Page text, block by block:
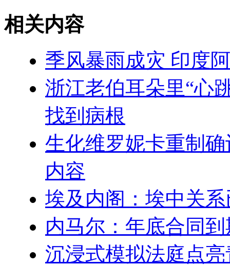
相关内容
季风暴雨成灾 印度
浙江老伯耳朵里“心
找到病根
生化维罗妮卡重制
内容
埃及内阁：埃中关
内马尔：年底合同
沉浸式模拟法庭点